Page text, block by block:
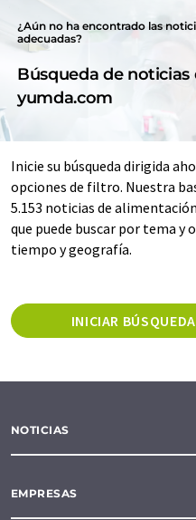
¿Aún no ha encontrado las
adecuadas?
Búsqueda de noticias
yumda.com
Inicie su búsqueda dirigida
opciones de filtro. Nuestra
5.153 noticias de
que puede buscar por tema
tiempo y geografía.
INICIAR
NOTICIAS
EMPRESAS